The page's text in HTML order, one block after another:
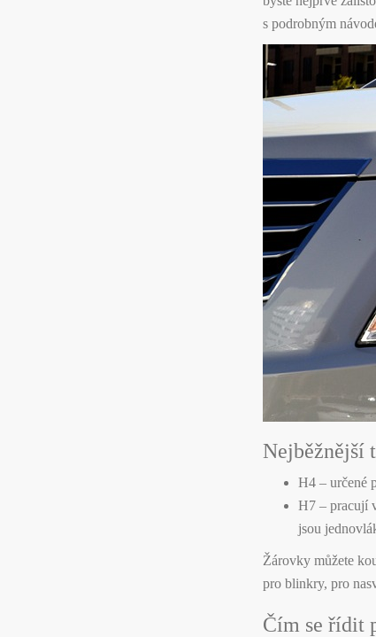
s podrobným
Nejběžnější
H4 – určené
H7 – pracují
jsou
Žárovky můžete
pro blinkry, pro
Čím se řídit